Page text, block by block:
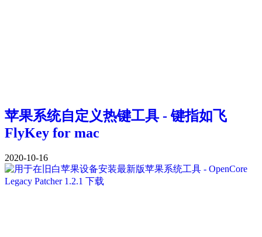
苹果系统自定义热键工具 - 键指如飞
FlyKey for mac
2020-10-16